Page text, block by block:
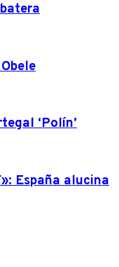
‘Polín’
España alucina